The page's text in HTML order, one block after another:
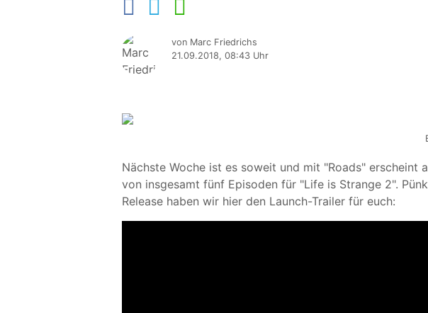
von Marc Friedrichs
21.09.2018, 08:43 Uhr
Nächste Woche ist es soweit und mit "Roads" erscheint
von insgesamt fünf Episoden für "Life is Strange 2".
Release haben wir hier den Launch-Trailer für euch: